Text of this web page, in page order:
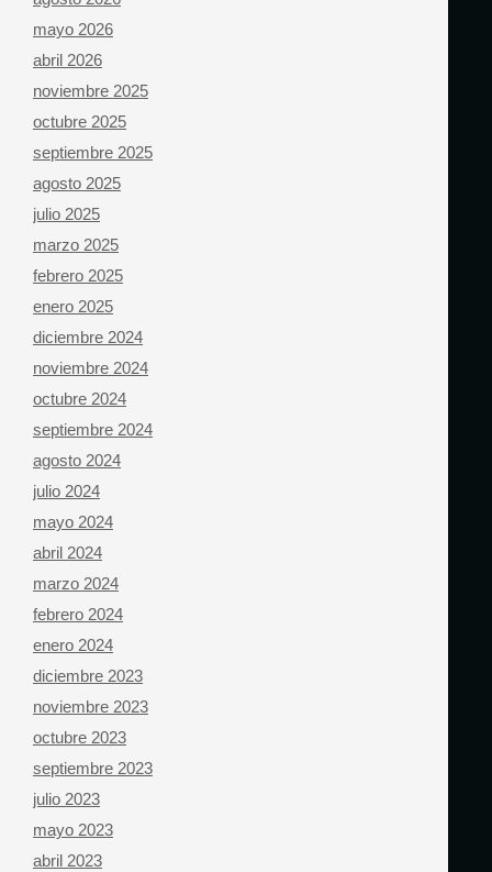
mayo 2026
abril 2026
noviembre 2025
octubre 2025
septiembre 2025
agosto 2025
julio 2025
marzo 2025
febrero 2025
enero 2025
diciembre 2024
noviembre 2024
octubre 2024
septiembre 2024
agosto 2024
julio 2024
mayo 2024
abril 2024
marzo 2024
febrero 2024
enero 2024
diciembre 2023
noviembre 2023
octubre 2023
septiembre 2023
julio 2023
mayo 2023
abril 2023